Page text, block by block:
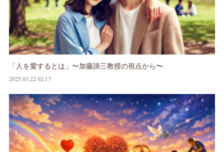
「人を愛するとは」〜加藤諦三教授の視点から〜
2025.03.22 02:17